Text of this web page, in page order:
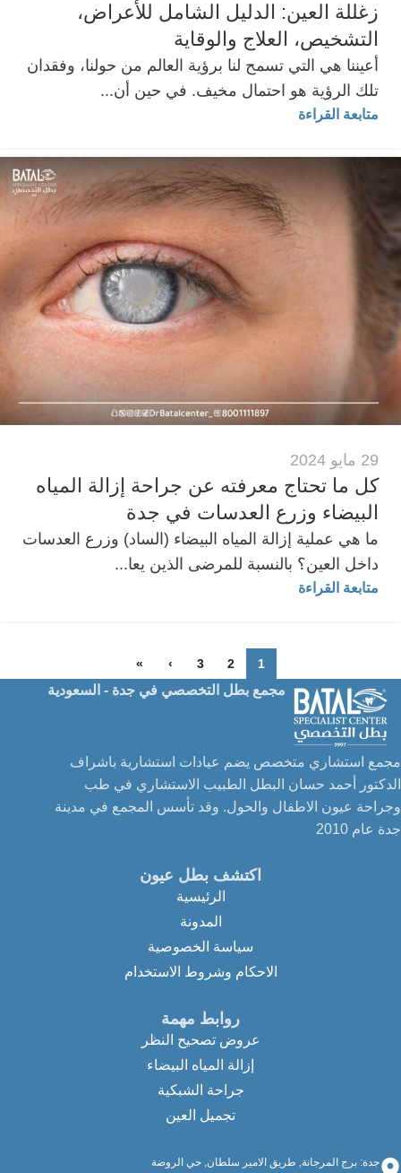
زغللة العين: الدليل الشامل للأعراض،
التشخيص، العلاج والوقاية
أعيننا هي التي تسمح لنا برؤية العالم من حولنا، وفقدان
تلك الرؤية هو احتمال مخيف. في حين أن...
متابعة القراءة
29 مايو 2024
كل ما تحتاج معرفته عن جراحة إزالة المياه
البيضاء وزرع العدسات في جدة
ما هي عملية إزالة المياه البيضاء (الساد) وزرع العدسات
داخل العين؟ بالنسبة للمرضى الذين يعا...
متابعة القراءة
1
2
3
›
»
مجمع بطل التخصصي في جدة - السعودية
مجمع استشاري متخصص يضم عيادات استشارية باشراف
الدكتور أحمد حسان البطل الطبيب الاستشاري في طب
وجراحة عيون الاطفال والحول. وقد تأسس المجمع في مدينة
جدة عام 2010
اكتشف بطل عيون
الرئيسية
المدونة
سياسة الخصوصية
الاحكام وشروط الاستخدام
روابط مهمة
عروض تصحيح النظر
إزالة المياه البيضاء
جراحة الشبكية
تجميل العين
جدة: برج المرجانة, طريق الامير سلطان, حي الروضة